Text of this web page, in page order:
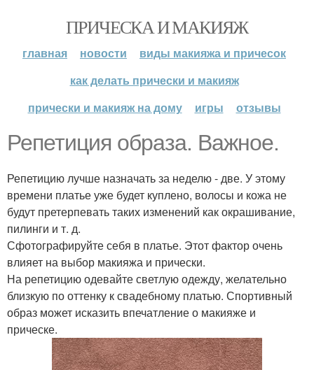
ПРИЧЕСКА И МАКИЯЖ
главная новости
виды макияжа и причесок
как делать прически и макияж
прически и макияж на дому
игры отзывы
Репетиция образа. Важное.
Репетицию лучше назначать за неделю - две. У этому
времени платье уже будет куплено, волосы и кожа не
будут претерпевать таких изменений как окрашивание,
пилинги и т. д.
Сфотографируйте себя в платье. Этот фактор очень
влияет на выбор макияжа и прически.
На репетицию одевайте светлую одежду, желательно
близкую по оттенку к свадебному платью. Спортивный
образ может исказить впечатление о макияже и
прическе.